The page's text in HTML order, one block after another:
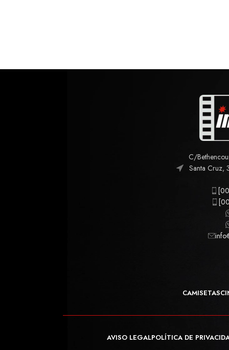
C/
Santa Cruz,
CAMISETAS
AVISO LEGALPOLÍTICA DE